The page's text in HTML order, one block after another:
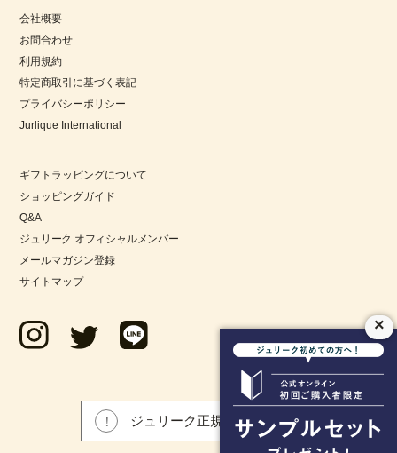
×
会社概要
お問合わせ
利用規約
特定商取引に基づく表記
プライバシーポリシー
Jurlique International
ギフトラッピングについて
ショッピングガイド
Q&A
ジュリーク オフィシャルメンバー
メールマガジン登録
サイトマップ
ジュリーク正規品について